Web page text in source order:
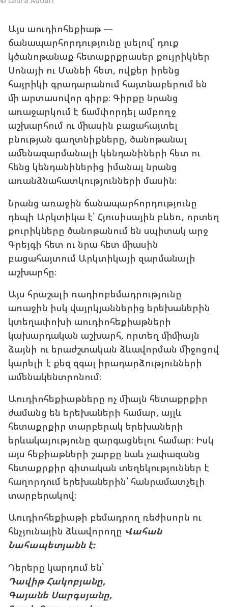
Այս աուդիոհեքիաթ —
ճանապարհորդությունը լսելով՝ դուք
կծանոթանաք հետաքրքրասեր քույրիկներ
Սոնայի ու Մանեի հետ, ովքեր իրենց
հայրիկի գրադարանում հայտնաբերում են
մի արտասովոր գիրք։ Գիրքը նրանց
առաջարկում է ճամփորդել ամբողջ
աշխարհում ու միասին բացահայտել
բնության գաղտնիքները, ծանոթանալ
ամենազարմանալի կենդանիների հետ ու
հենց կենդանիներից իմանալ նրանց
առանձնահատկությունների մասին։
Նրանց առաջին ճանապարհորդությունը
դեպի Արկտիկա է՝ Հյուսիսային բևեռ, որտեղ
քուրիկները ծանոթանում են սպիտակ արջ
Գրեյգի հետ ու նրա հետ միասին
բացահայտում Արկտիկայի զարմանալի
աշխարհը։
Այս հրաշալի ռադիոբեմադրությունը
առաջին իսկ վայրկյաններից երեխաներին
կտեղափոխի աուդիոհեքիաթների
կախարդական աշխարհ, որտեղ միմիայն
ձայնի ու երաժշտական ձևավորման միջոցով
կարելի է քեզ զգալ իրադարձությունների
ամենակենտրոնում։
Աուդիոհեքիաթները ոչ միայն հետաքրքիր
ժամանց են երեխաների համար, այլև
հետաքրքիր տարբերակ երեխաների
երևակայությունը զարգացնելու համար։ Իսկ
այս հեքիաթների շարքը նաև չափազանց
հետաքրքիր գիտական տեղեկություններ է
հաղորդում երեխաներին՝ հանրամատչելի
տարբերակով։
Աուդիոհեքիաթի բեմադրող ռեժիսորն ու
հնչյունային ձևավորողը Վահան
Նահապետյանն է։
Դերերը կարդում են՝
Դավիթ Հակոբյանը,
Գայանե Սարգսյանը,